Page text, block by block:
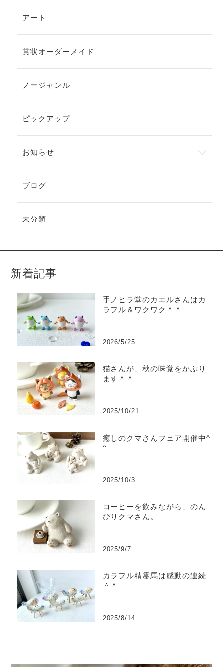
アート
賞状オーダーメイド
ノージャンル
ピックアップ
お知らせ
ブログ
未分類
新着記事
手ノヒラ堂のカエルさんはカ
ラフル＆ワクワク＾＾
2026/5/25
猫さんが、秋の味覚をかぶり
ます＾＾
2025/10/21
癒しのクマさんフェア開催中^
^
2025/10/3
コーヒーを飲みながら、のん
びりクマさん。
2025/9/7
カラフル精霊馬は感動の連続
＾＾
2025/8/14